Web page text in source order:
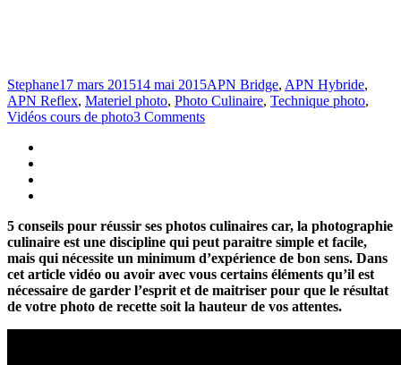
Stephane17 mars 201514 mai 2015APN Bridge, APN Hybride,
APN Reflex, Materiel photo, Photo Culinaire, Technique photo,
Vidéos cours de photo3 Comments
5 conseils pour réussir ses photos culinaires car, la photographie
culinaire est une discipline qui peut paraitre simple et facile,
mais qui nécessite un minimum d’expérience de bon sens. Dans
cet article vidéo ou avoir avec vous certains éléments qu’il est
nécessaire de garder l’esprit et de maitriser pour que le résultat
de votre photo de recette soit la hauteur de vos attentes.